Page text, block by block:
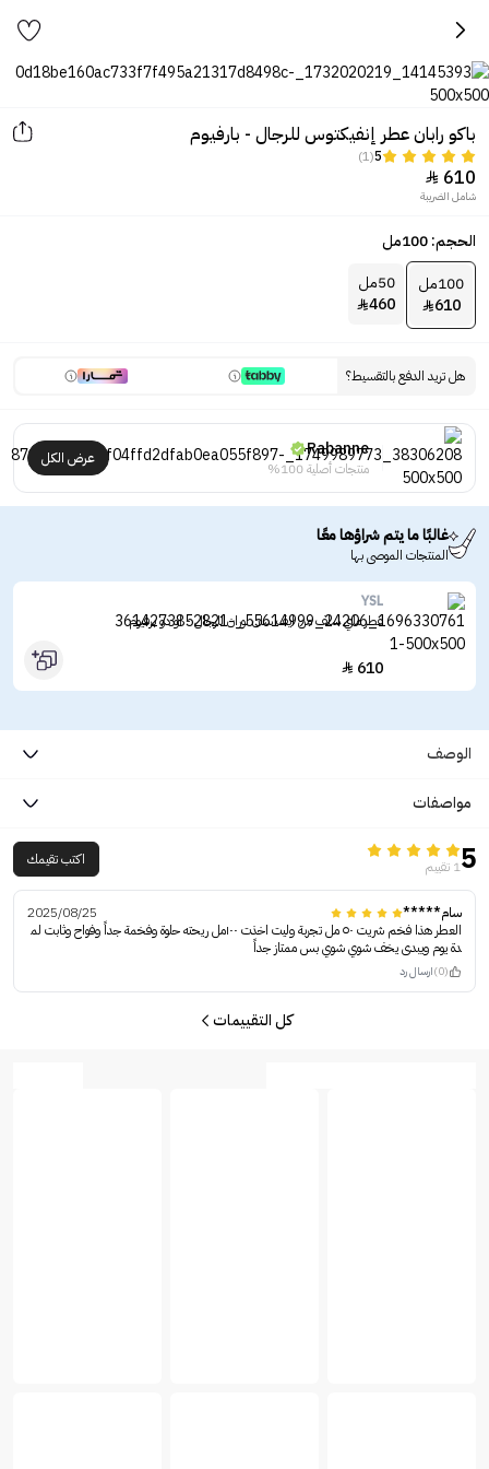
باكو رابان عطر إنفيكتوس للرجال - بارفيوم
5
(1)
610

شامل الضريبة
الحجم: 100مل
100مل
610

50مل
460

هل تريد الدفع بالتقسيط؟
Rabanne
منتجات أصلية 100%
عرض الكل
غالبًا ما يتم شراؤها معًا
المنتجات الموصى بها
YSL
عطر ماي سلف من ايف سان لوران للرجال - او دو برفيوم
610

الوصف
مواصفات
51 تقييم اكتب تقيمك
سام*****
2025/08/25
العطر هذا فخم شريت ٥٠ مل تجربة وليت اخذت ١٠٠مل ريحته حلوة وفخمة جداً وفواح وثابت لم
دة يوم ويبدى يخف شوي شوي بس ممتاز جداً
(0) ارسال رد
كل التقييمات